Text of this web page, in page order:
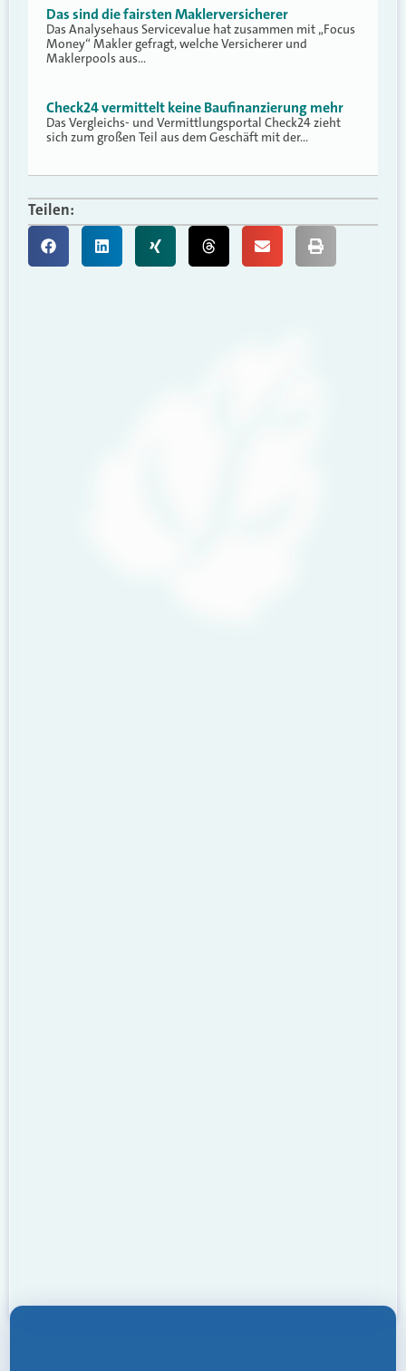
Das sind die fairsten Maklerversicherer
Das Analysehaus Servicevalue hat zusammen mit „Focus
Money“ Makler gefragt, welche Versicherer und
Maklerpools aus…
Check24 vermittelt keine Baufinanzierung mehr
Das Vergleichs- und Vermittlungsportal Check24 zieht
sich zum großen Teil aus dem Geschäft mit der…
Teilen: